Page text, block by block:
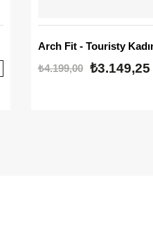
Arch Fit - Touristy
₺4.199,00
₺3.149,25